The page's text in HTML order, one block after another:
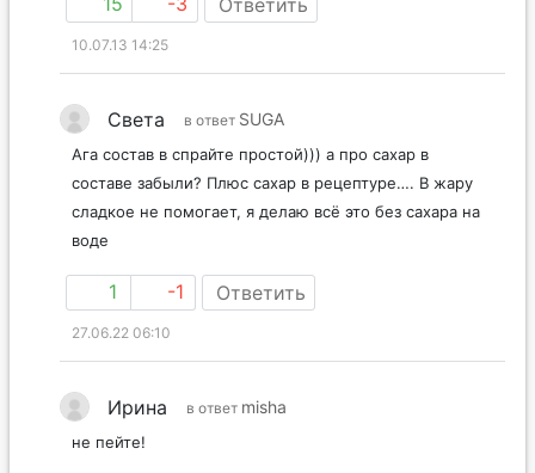
Ответить
10.07.13 14:25
Света в ответ SUGA
Ага состав в спрайте простой))) а про сахар в
составе забыли? Плюс сахар в рецептуре…. В жару
сладкое не помогает, я делаю всё это без сахара на
воде
1 -1 Ответить
27.06.22 06:10
Ирина в ответ misha
не пейте!